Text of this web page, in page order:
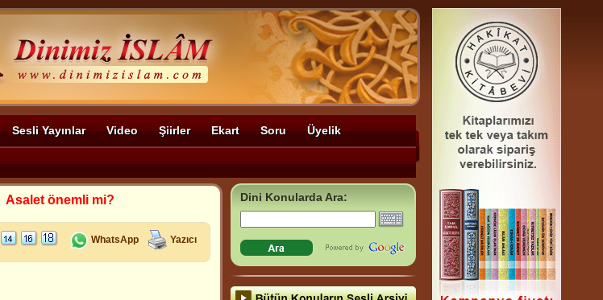
Sesli Yayınlar Video Şiirler Ekart Soru Üyelik
Asalet önemli mi?
WhatsApp Yazıcı
Dini Konularda Ara: